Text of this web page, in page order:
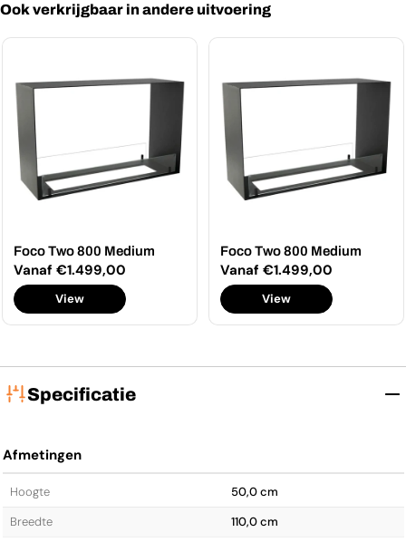
Ook verkrijgbaar in andere uitvoering
Foco Two 800 Medium
Normale
prijs
Vanaf €1.499,00
View
Foco Two 800 Medium
Normale
prijs
Vanaf €1.499,00
View
Specificatie
Afmetingen
Hoogte
50,0 cm
Breedte
110,0 cm